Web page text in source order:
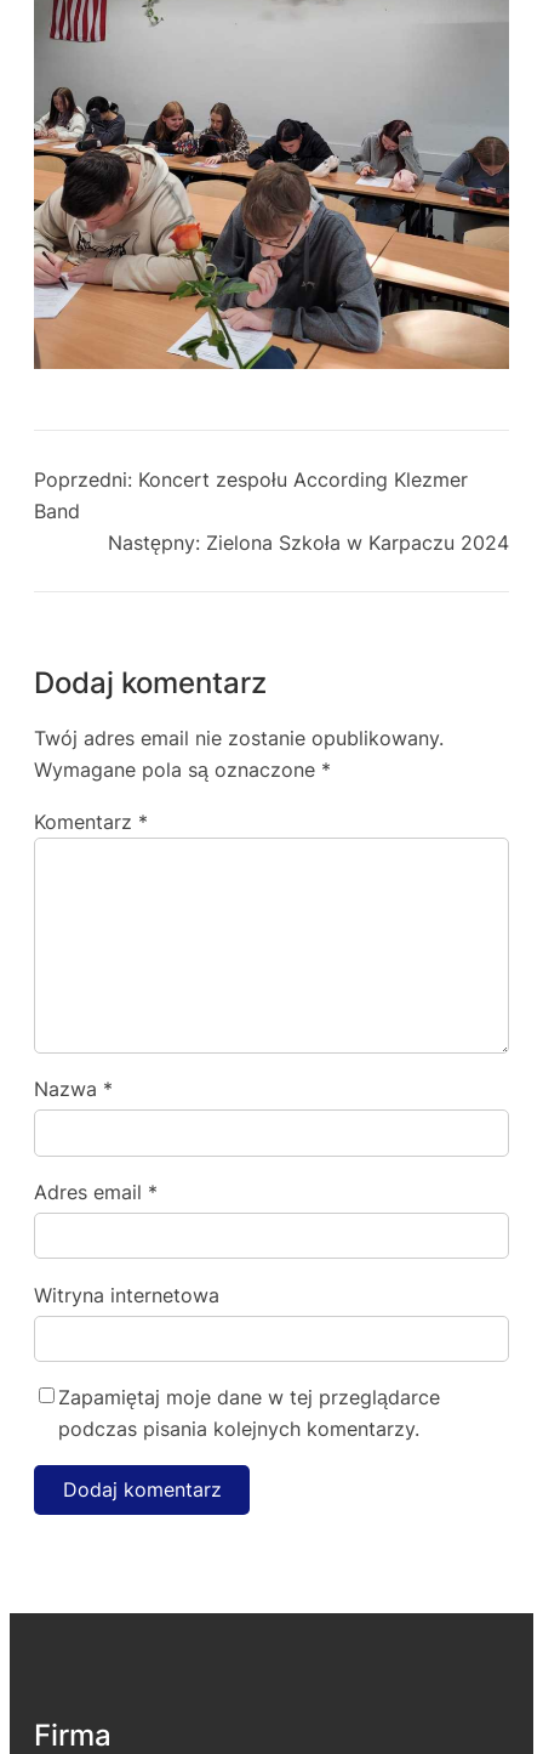
Poprzedni: Koncert zespołu According Klezmer
Band
Następny: Zielona Szkoła w Karpaczu 2024
Dodaj komentarz
Twój adres email nie zostanie opublikowany.
Wymagane pola są oznaczone *
Komentarz *
Nazwa *
Adres email *
Witryna internetowa
Zapamiętaj moje dane w tej przeglądarce
podczas pisania kolejnych komentarzy.
Firma